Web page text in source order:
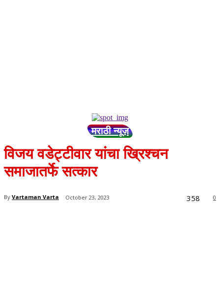
मराठी न्यूज़
विजय वडेट्टीवार यांचा ख्रिश्चन
समाजातर्फे सत्कार
By Vartaman Varta October 23, 2023 0
358